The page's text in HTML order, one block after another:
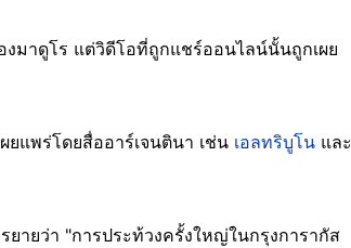
มาดูโร แต่วิดีโอที่ถูกแชร์ออนไลน์นั้นถูกเผย
ยแพร่โดยสื่ออาร์เจนตินา เช่น เอลทริบูโน และ
ายว่า "การประท้วงครั้งใหญ่ในกรุงการากัส